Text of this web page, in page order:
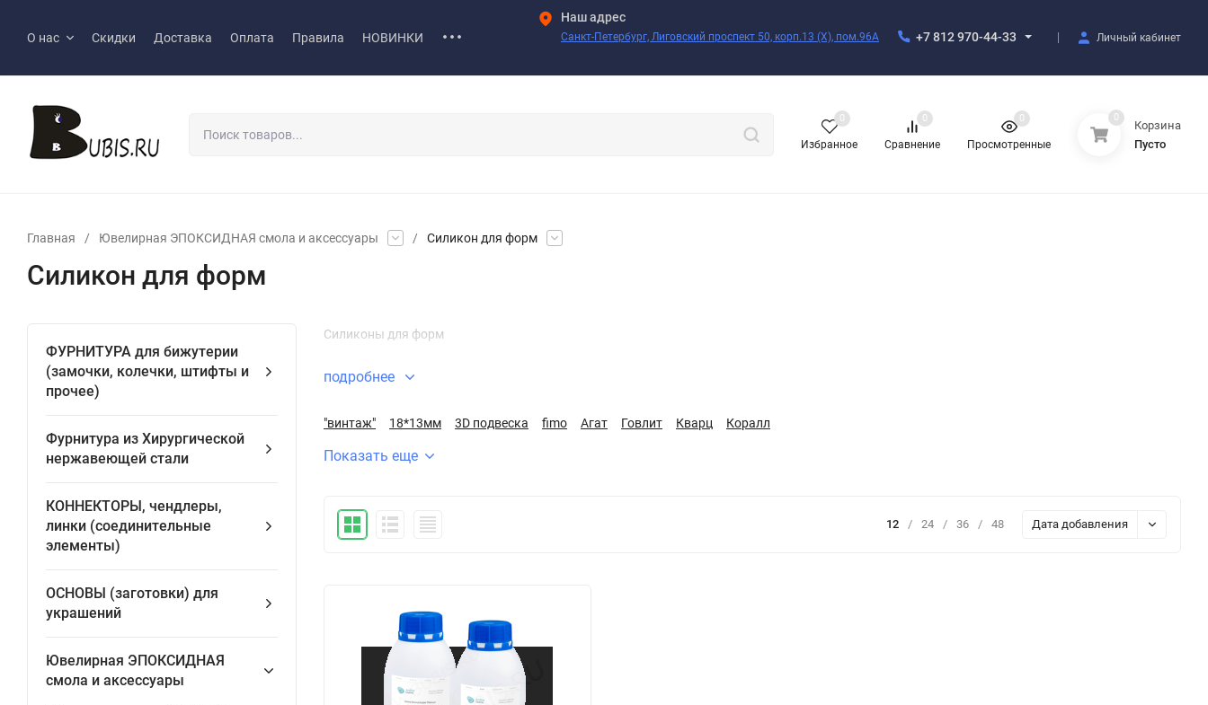
О нас Скидки Доставка Оплата Правила НОВИНКИ
Наш адрес
Санкт-Петербург, Лиговский проспект 50, корп.13 (X), пом.96А +7 812 970-44-33 Личный кабинет
Избранное
0
Сравнение
0
Просмотренные
0 0
Корзина
Пусто
Главная / Ювелирная ЭПОКСИДНАЯ смола и аксессуары / Силикон для форм
Силикон для форм
ФУРНИТУРА для бижутерии
(замочки, колечки, штифты и
прочее)
Фурнитура из Хирургической
нержавеющей стали
КОННЕКТОРЫ, чендлеры,
линки (соединительные
элементы)
ОСНОВЫ (заготовки) для
украшений
Ювелирная ЭПОКСИДНАЯ
смола и аксессуары
Силиконы для форм
подробнее
"винтаж" 18*13мм 3D подвеска fimo Агат Говлит Кварц Коралл
Показать еще
12 / 24 / 36 / 48 Дата добавления